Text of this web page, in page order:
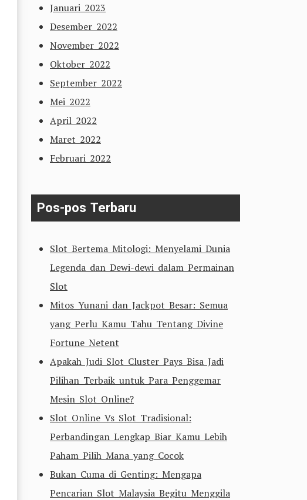
Januari 2023
Desember 2022
November 2022
Oktober 2022
September 2022
Mei 2022
April 2022
Maret 2022
Februari 2022
Pos-pos Terbaru
Slot Bertema Mitologi: Menyelami Dunia
Legenda dan Dewi-dewi dalam Permainan
Slot
Mitos Yunani dan Jackpot Besar: Semua
yang Perlu Kamu Tahu Tentang Divine
Fortune Netent
Apakah Judi Slot Cluster Pays Bisa Jadi
Pilihan Terbaik untuk Para Penggemar
Mesin Slot Online?
Slot Online Vs Slot Tradisional:
Perbandingan Lengkap Biar Kamu Lebih
Paham Pilih Mana yang Cocok
Bukan Cuma di Genting: Mengapa
Pencarian Slot Malaysia Begitu Menggila